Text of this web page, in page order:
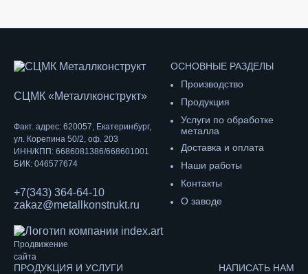
СЦМК «Металлконструкт»
Факт. адрес: 620057, Екатеринбург,
ул. Корепина 50/2, оф. 203
ИНН/КПП: 6686081386/668601001
БИК: 046577674
+7(343) 364-64-10
zakaz@metallkonstrukt.ru
Продвижение
сайта
ОСНОВНЫЕ РАЗДЕЛЫ
Производство
Продукция
Услуги по обработке
металла
Доставка и оплата
Наши работы
Контакты
О заводе
ПРОДУКЦИЯ И УСЛУГИ
НАПИСАТЬ НАМ